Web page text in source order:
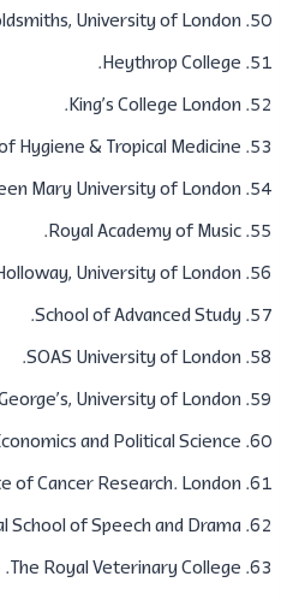
University of London.
​Heythrop College.
​​King’s College London.
Hygiene & Tropical Medicine.
Mary University of London.
​​Royal Academy of Music.
University of London.
​​School of Advanced Study.
SOAS University of London.
University of London.
and Political Science.
of Cancer Research. London.
School of Speech and Drama.
​​The Royal Veterinary College.